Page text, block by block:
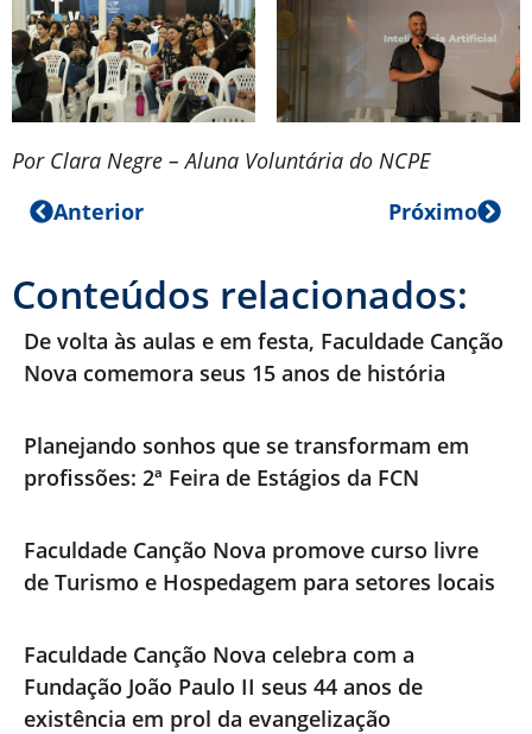
Por Clara Negre – Aluna Voluntária do NCPE
Anterior
Próximo
Conteúdos relacionados:
De volta às aulas e em festa, Faculdade Canção
Nova comemora seus 15 anos de história
Planejando sonhos que se transformam em
profissões: 2ª Feira de Estágios da FCN
Faculdade Canção Nova promove curso livre
de Turismo e Hospedagem para setores locais
Faculdade Canção Nova celebra com a
Fundação João Paulo II seus 44 anos de
existência em prol da evangelização